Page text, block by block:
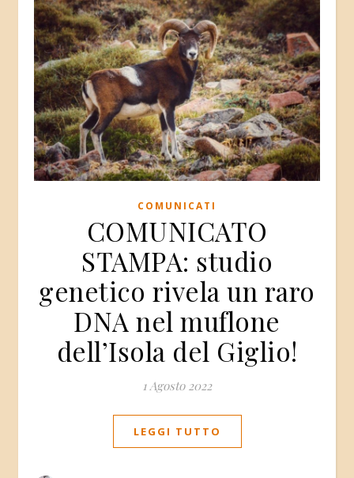
COMUNICATI
COMUNICATO
STAMPA: studio
genetico rivela un raro
DNA nel muflone
dell’Isola del Giglio!
1 Agosto 2022
LEGGI TUTTO